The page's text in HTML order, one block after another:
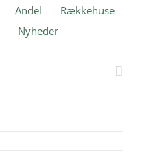
Andel
Rækkehuse
Nyheder